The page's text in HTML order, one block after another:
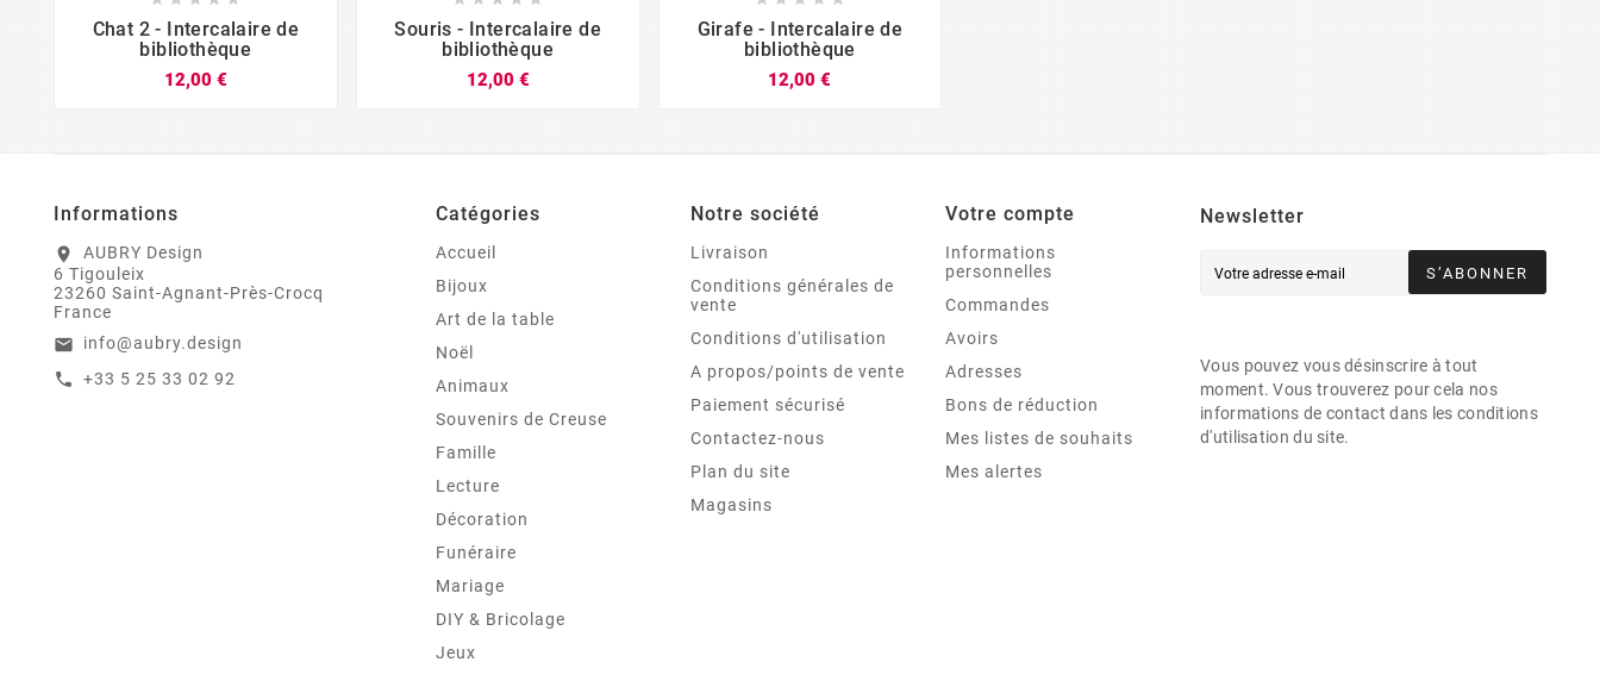
 
Chat 2 - Intercalaire de
bibliothèque
12,00 €
 
Souris - Intercalaire de
bibliothèque
12,00 €

Girafe - Intercalaire de
bibliothèque
12,00 €
Informations
location_on
AUBRY Design
6 Tigouleix
23260 Saint-Agnant-Près-Crocq
France
email info@aubry.design
call +33 5 25 33 02 92
Catégories
Accueil
Bijoux
Art de la table
Noël
Animaux
Souvenirs de Creuse
Famille
Lecture
Décoration
Funéraire
Mariage
DIY & Bricolage
Jeux
Notre société
Livraison
Conditions générales de
vente
Conditions d'utilisation
A propos/points de vente
Paiement sécurisé
Contactez-nous
Plan du site
Magasins
Votre compte
Informations
personnelles
Commandes
Avoirs
Adresses
Bons de réduction
Mes listes de souhaits
Mes alertes
Newsletter
S’ABONNER
Vous pouvez vous désinscrire à tout
moment. Vous trouverez pour cela nos
informations de contact dans les conditions
d'utilisation du site.